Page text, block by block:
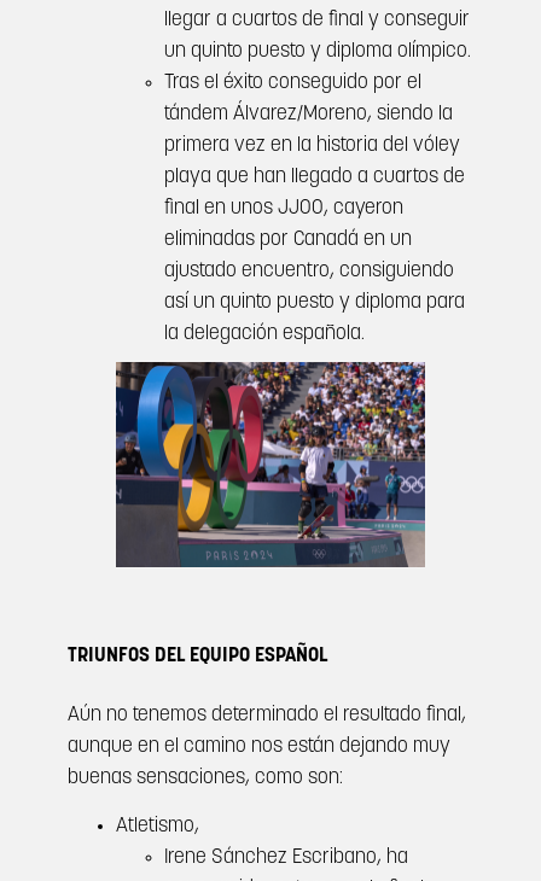
llegar a cuartos de final y conseguir
un quinto puesto y diploma olímpico.
Tras el éxito conseguido por el
tándem Álvarez/Moreno, siendo la
primera vez en la historia del vóley
playa que han llegado a cuartos de
final en unos JJOO, cayeron
eliminadas por Canadá en un
ajustado encuentro, consiguiendo
así un quinto puesto y diploma para
la delegación española.
TRIUNFOS DEL EQUIPO ESPAÑOL
Aún no tenemos determinado el resultado final,
aunque en el camino nos están dejando muy
buenas sensaciones, como son:
Atletismo,
Irene Sánchez Escribano, ha